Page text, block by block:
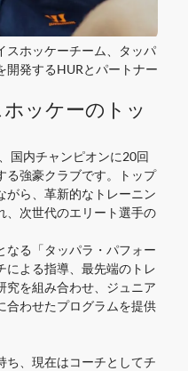
スホッケーチーム、タッパ
開発するHURとパートナー
ッケーのトッ
国内チャンピオンに20回
る強豪クラブです。トップ
がら、革新的なトレーニン
、次世代のエリート選手の
なる「タッパラ・パフォー
による指導、最先端のトレ
究を組み合わせ、ジュニア
合わせたプログラムを提供
ち、現在はコーチとしてチ